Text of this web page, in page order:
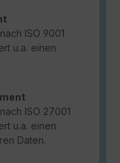
ISO 9001
u.a. einen
ISO 27001
u.a. einen
Daten.